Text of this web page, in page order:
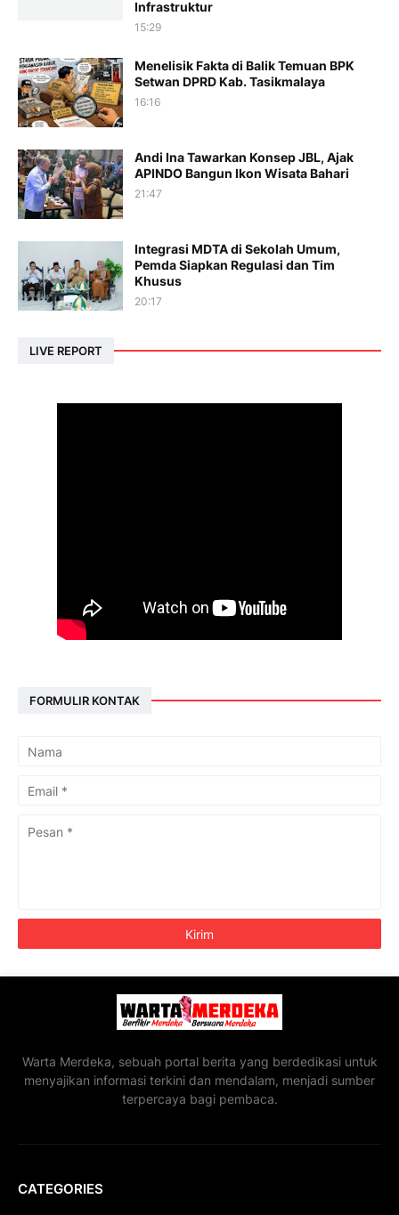
Infrastruktur
15:29
Menelisik Fakta di Balik Temuan BPK
Setwan DPRD Kab. Tasikmalaya
16:16
Andi Ina Tawarkan Konsep JBL, Ajak
APINDO Bangun Ikon Wisata Bahari
21:47
Integrasi MDTA di Sekolah Umum,
Pemda Siapkan Regulasi dan Tim
Khusus
20:17
LIVE REPORT
FORMULIR KONTAK
Warta Merdeka, sebuah portal berita yang berdedikasi untuk
menyajikan informasi terkini dan mendalam, menjadi sumber
terpercaya bagi pembaca.
CATEGORIES